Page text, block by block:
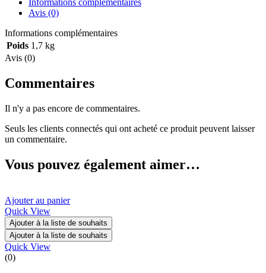
Informations complémentaires
Avis (0)
Informations complémentaires
Poids 1,7 kg
Avis (0)
Commentaires
Il n'y a pas encore de commentaires.
Seuls les clients connectés qui ont acheté ce produit peuvent laisser
un commentaire.
Vous pouvez également aimer…
Ajouter au panier
Quick View
Ajouter à la liste de souhaits
Ajouter à la liste de souhaits
Quick View
(0)